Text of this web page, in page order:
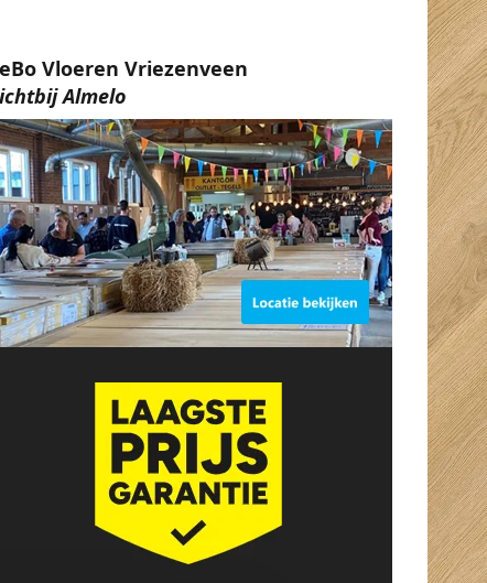
Vloeren Vriezenveen
Almelo